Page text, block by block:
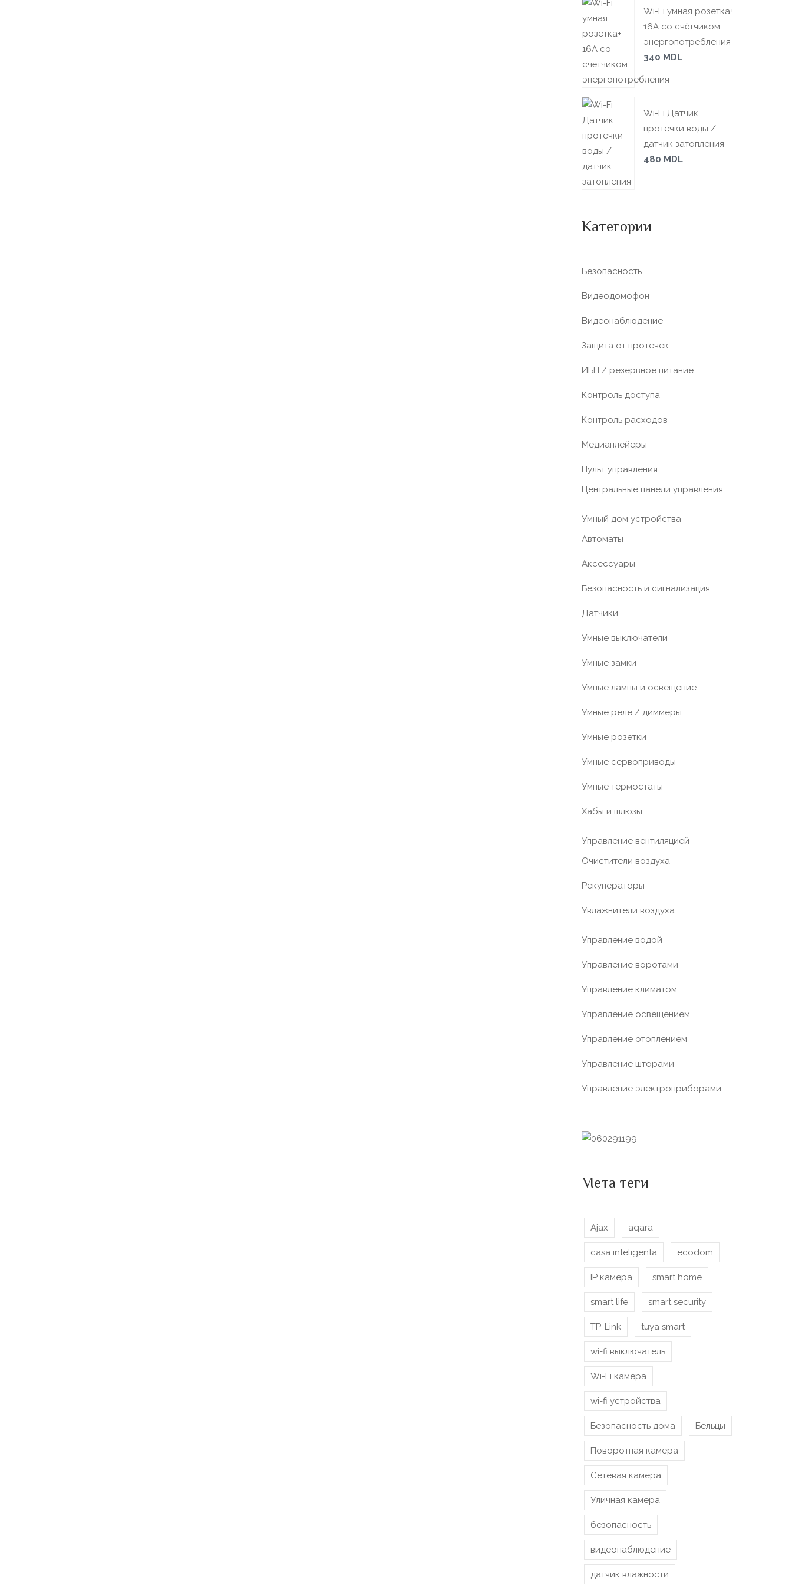
Wi-Fi умная розетка+
16А со счётчиком
энергопотребления
340 MDL
Wi-Fi Датчик
протечки воды /
датчик затопления
480 MDL
Категории
Безопасность
Видеодомофон
Видеонаблюдение
Защита от протечек
ИБП / резервное питание
Контроль доступа
Контроль расходов
Медиаплейеры
Пульт управления
Центральные панели управления
Умный дом устройства
Автоматы
Аксессуары
Безопасность и сигнализация
Датчики
Умные выключатели
Умные замки
Умные лампы и освещение
Умные реле / диммеры
Умные розетки
Умные сервоприводы
Умные термостаты
Хабы и шлюзы
Управление вентиляцией
Очистители воздуха
Рекуператоры
Увлажнители воздуха
Управление водой
Управление воротами
Управление климатом
Управление освещением
Управление отоплением
Управление шторами
Управление электроприборами
Мета теги
Ajax aqara
casa inteligenta ecodom
IP камера smart home
smart life smart security
TP-Link tuya smart
wi-fi выключатель
Wi-Fi камера
wi-fi устройства
Безопасность дома Бельцы
Поворотная камера
Сетевая камера
Уличная камера
безопасность
видеонаблюдение
датчик влажности